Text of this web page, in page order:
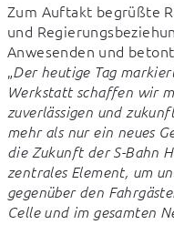
Zum Auftakt begrüßte
und
Anwesenden und
„Der heutige Tag
Werkstatt schaffen wir
zuverlässigen und
mehr als nur ein neues
die Zukunft der S-Bahn
zentrales Element, um
gegenüber den
Celle und im gesamten